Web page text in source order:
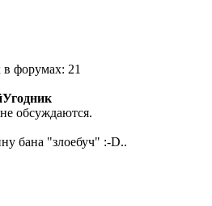
обсуждаются.
бана "злоебуч" :-D..